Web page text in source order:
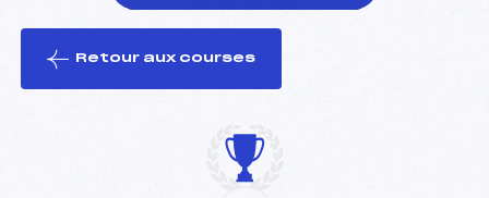
le ski
Retour aux courses